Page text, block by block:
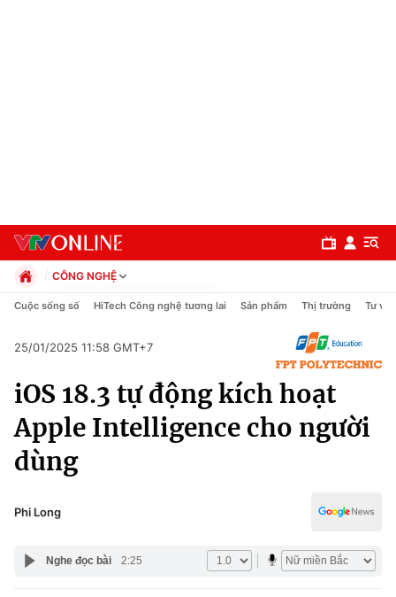
Chính trị
Xã hội
Pháp luật
Y tế
CÔNG NGHỆ
Chính trị
Pháp luật
Thể thao
Truyền hình
Văn hóa - Giải trí
Y tế
Công nghệ
Cuộc sống số HiTech Công nghệ tương lai Sản phẩm Thị trường Tư vấn
25/01/2025 11:58 GMT+7
iOS 18.3 tự động kích hoạt
Apple Intelligence cho người
dùng
Phi Long
Nghe đọc bài 2:25